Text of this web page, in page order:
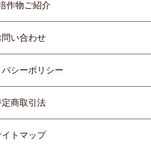
作物ご紹介
問い合わせ
バシーポリシー
定商取引法
イトマップ